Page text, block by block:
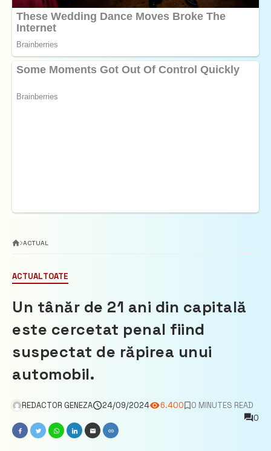
ACTUAL
ACTUALTOATE
Un tânăr de 21 ani din capitală
este cercetat penal fiind
suspectat de răpirea unui
automobil.
REDACTOR GENEZA 24/09/2024 6.400
0 MINUTES READ
0